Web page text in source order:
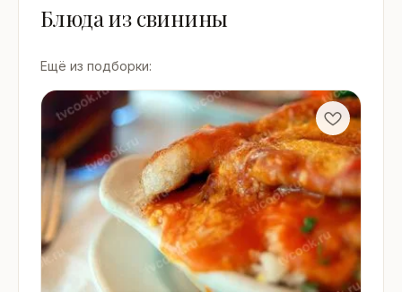
Блюда из свинины
Ещё из подборки: